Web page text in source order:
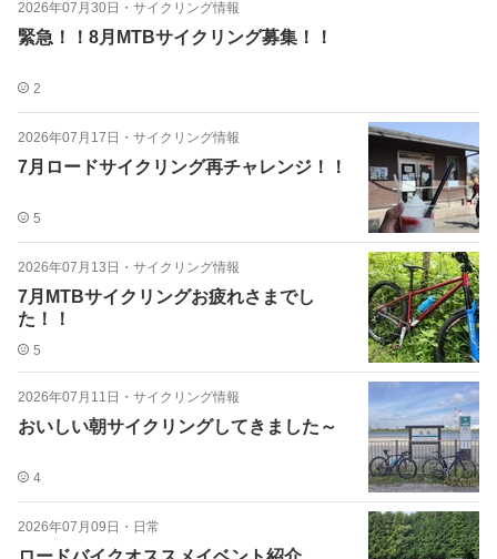
2026年07月30日 ・ サイクリング情報
緊急！！8月MTBサイクリング募集！！
2
2026年07月17日 ・ サイクリング情報
7月ロードサイクリング再チャレンジ！！
5
2026年07月13日 ・ サイクリング情報
7月MTBサイクリングお疲れさまでし
た！！
5
2026年07月11日 ・ サイクリング情報
おいしい朝サイクリングしてきました～
4
2026年07月09日 ・ 日常